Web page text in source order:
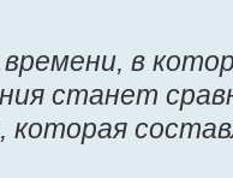
в
станет
которая